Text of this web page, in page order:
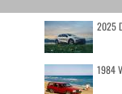
2025
1984